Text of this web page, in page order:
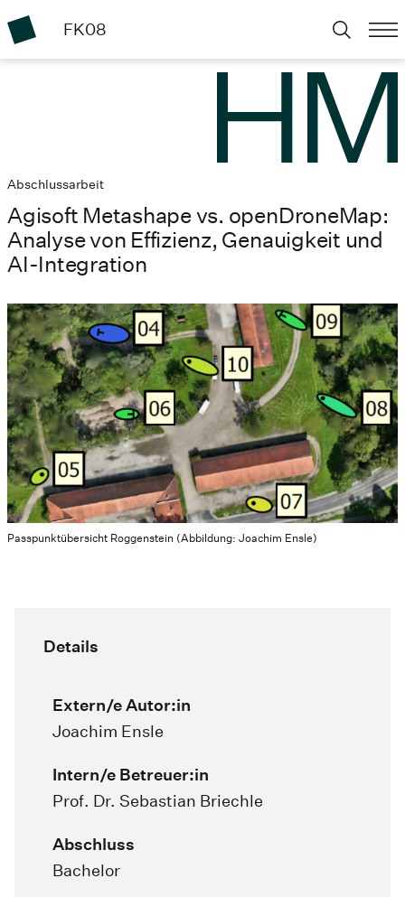
FK08
Abschlussarbeit
Agisoft Metashape vs. openDroneMap:
Analyse von Effizienz, Genauigkeit und
AI-Integration
Passpunktübersicht Roggenstein (Abbildung: Joachim Ensle)
Details
Extern/e Autor:in
Joachim Ensle
Intern/e Betreuer:in
Prof. Dr. Sebastian Briechle
Abschluss
Bachelor